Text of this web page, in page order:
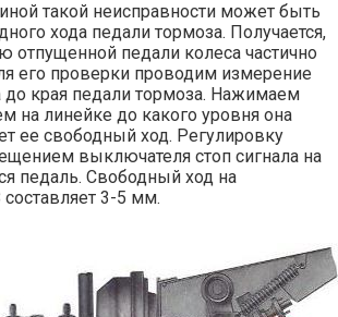
такой неисправности может быть
хода педали тормоза. Получается,
отпущенной педали колеса частично
его проверки проводим измерение
до края педали тормоза. Нажимаем
на линейке до какого уровня она
ее свободный ход. Регулировку
выключателя стоп сигнала на
педаль. Свободный ход на
3-5 мм.